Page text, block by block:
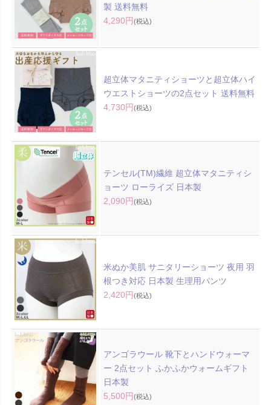
製 送料無料
4,290円 (税込)
超立体マタニティショーツと超立体ハイ
ウエストショーツの2点セット 送料無料
4,730円 (税込)
テンセル(TM)繊維 超立体マタニティシ
ョーツ ローライズ 日本製
2,090円 (税込)
米ぬか美肌 サニタリーショーツ 夜用 羽
根つき対応 日本製 生理用パンツ
2,420円 (税込)
アンゴラウール 靴下とハンドウォーマ
ー 2点セット ふかふかウォームギフト
日本製
5,500円 (税込)